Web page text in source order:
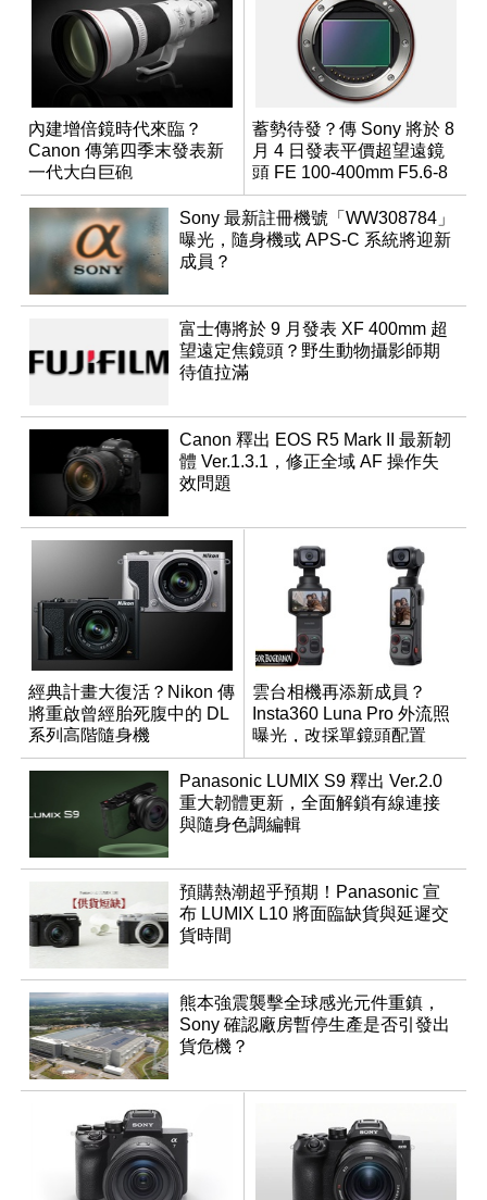
內建增倍鏡時代來臨？
Canon 傳第四季末發表新
一代大白巨砲
蓄勢待發？傳 Sony 將於 8
月 4 日發表平價超望遠鏡
頭 FE 100-400mm F5.6-8
Sony 最新註冊機號「WW308784」
曝光，隨身機或 APS-C 系統將迎新
成員？
富士傳將於 9 月發表 XF 400mm 超
望遠定焦鏡頭？野生動物攝影師期
待值拉滿
Canon 釋出 EOS R5 Mark II 最新韌
體 Ver.1.3.1，修正全域 AF 操作失
效問題
經典計畫大復活？Nikon 傳
將重啟曾經胎死腹中的 DL
系列高階隨身機
雲台相機再添新成員？
Insta360 Luna Pro 外流照
曝光，改採單鏡頭配置
Panasonic LUMIX S9 釋出 Ver.2.0
重大韌體更新，全面解鎖有線連接
與隨身色調編輯
預購熱潮超乎預期！Panasonic 宣
布 LUMIX L10 將面臨缺貨與延遲交
貨時間
熊本強震襲擊全球感光元件重鎮，
Sony 確認廠房暫停生產是否引發出
貨危機？